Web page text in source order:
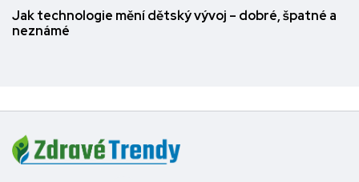
Jak technologie mění dětský vývoj – dobré, špatné a
neznámé